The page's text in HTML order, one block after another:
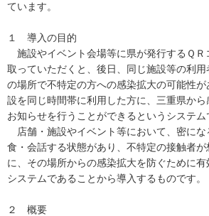
ています。
１ 導入の目的
施設やイベント会場等に県が発行するＱＲ
取っていただくと、後日、同じ施設等の利
の場所で不特定の方への感染拡大の可能性
設を同じ時間帯に利用した方に、三重県か
お知らせを行うことができるというシステム
店舗・施設やイベント等において、密にな
食・会話する状態があり、不特定の接触者
に、その場所からの感染拡大を防ぐために有
システムであることから導入するものです。
２ 概要